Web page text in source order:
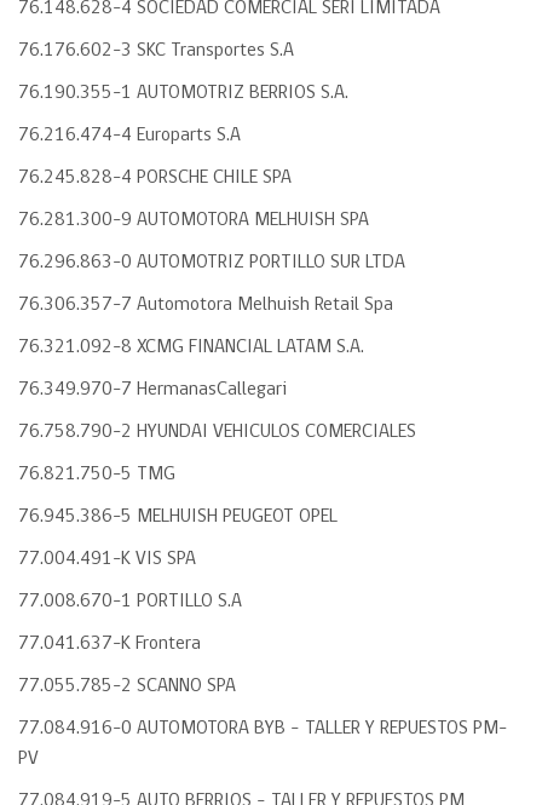
76.148.628-4 SOCIEDAD COMERCIAL SERI LIMITADA
76.176.602-3 SKC Transportes S.A
76.190.355-1 AUTOMOTRIZ BERRIOS S.A.
76.216.474-4 Europarts S.A
76.245.828-4 PORSCHE CHILE SPA
76.281.300-9 AUTOMOTORA MELHUISH SPA
76.296.863-0 AUTOMOTRIZ PORTILLO SUR LTDA
76.306.357-7 Automotora Melhuish Retail Spa
76.321.092-8 XCMG FINANCIAL LATAM S.A.
76.349.970-7 HermanasCallegari
76.758.790-2 HYUNDAI VEHICULOS COMERCIALES
76.821.750-5 TMG
76.945.386-5 MELHUISH PEUGEOT OPEL
77.004.491-K VIS SPA
77.008.670-1 PORTILLO S.A
77.041.637-K Frontera
77.055.785-2 SCANNO SPA
77.084.916-0 AUTOMOTORA BYB – TALLER Y REPUESTOS PM-
PV